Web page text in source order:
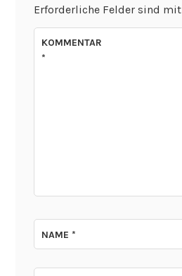
Erforderliche Felder sind mit
KOMMENTAR
*
NAME*